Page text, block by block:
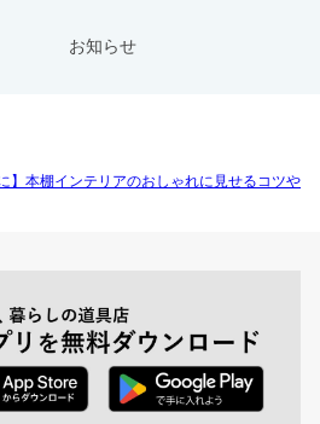
お知らせ
】本棚インテリアのおしゃれに見せるコツや